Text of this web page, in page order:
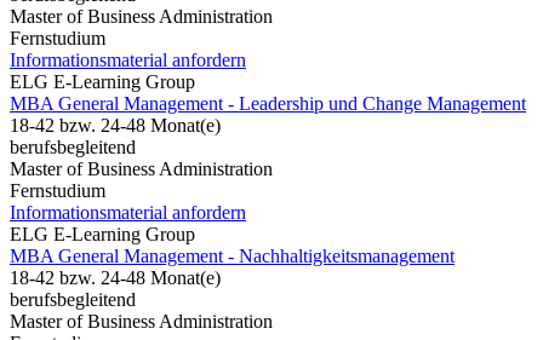
Master of Business Administration
Fernstudium
Informationsmaterial anfordern
ELG E-Learning Group
MBA General Management - Leadership und Change Management
18-42 bzw. 24-48 Monat(e)
berufsbegleitend
Master of Business Administration
Fernstudium
Informationsmaterial anfordern
ELG E-Learning Group
MBA General Management - Nachhaltigkeitsmanagement
18-42 bzw. 24-48 Monat(e)
berufsbegleitend
Master of Business Administration